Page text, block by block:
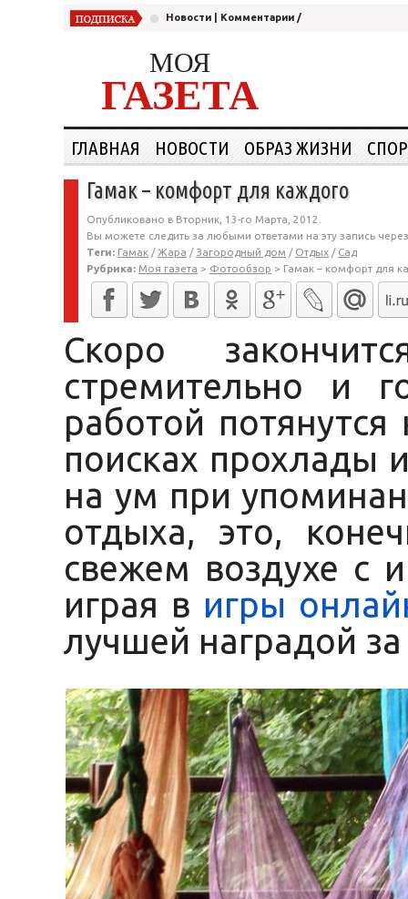
Новости Комментарии /
МОЯ
ГАЗЕТА
ГЛАВНАЯ НОВОСТИ ОБРАЗ ЖИЗНИ
Гамак – комфорт для каждого
Опубликовано в Вторник, 13-го Марта, 2012.
Вы можете следить за любыми ответами на эту запись
Теги: Гамак / Жара / Загородный дом / Отдых / Сад
Рубрика: Моя газета > Фотообзор > Гамак – комфорт для
Скоро
стремительно и
работой
поисках прохлады
на ум при
отдыха, это,
свежем воздухе с
играя в игры
лучшей наградой